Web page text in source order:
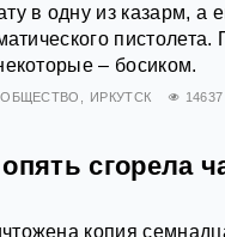
в одну из казарм, а
– босиком.
ОБЩЕСТВО ИРКУТСК 14637
сгорела
копия